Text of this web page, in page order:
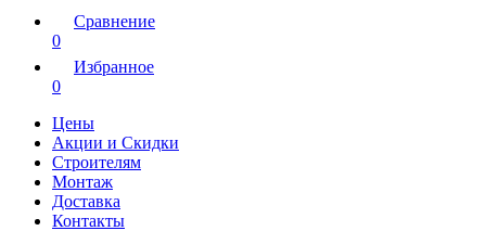
Сравнение
0
Избранное
0
Цены
Акции и Скидки
Строителям
Монтаж
Доставка
Контакты